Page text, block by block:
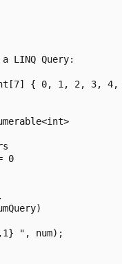
LINQ Query:
{ 0, 1, 2, 3, 4,
0
", num);